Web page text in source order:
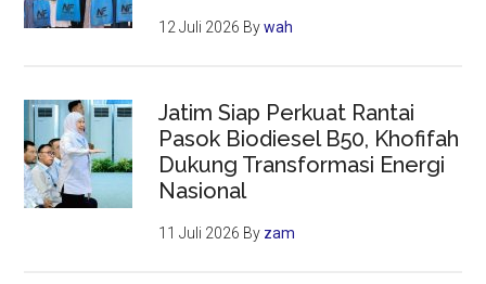
12 Juli 2026 Bywah
Jatim Siap Perkuat Rantai
Pasok Biodiesel B50, Khofifah
Dukung Transformasi Energi
Nasional
11 Juli 2026 By zam